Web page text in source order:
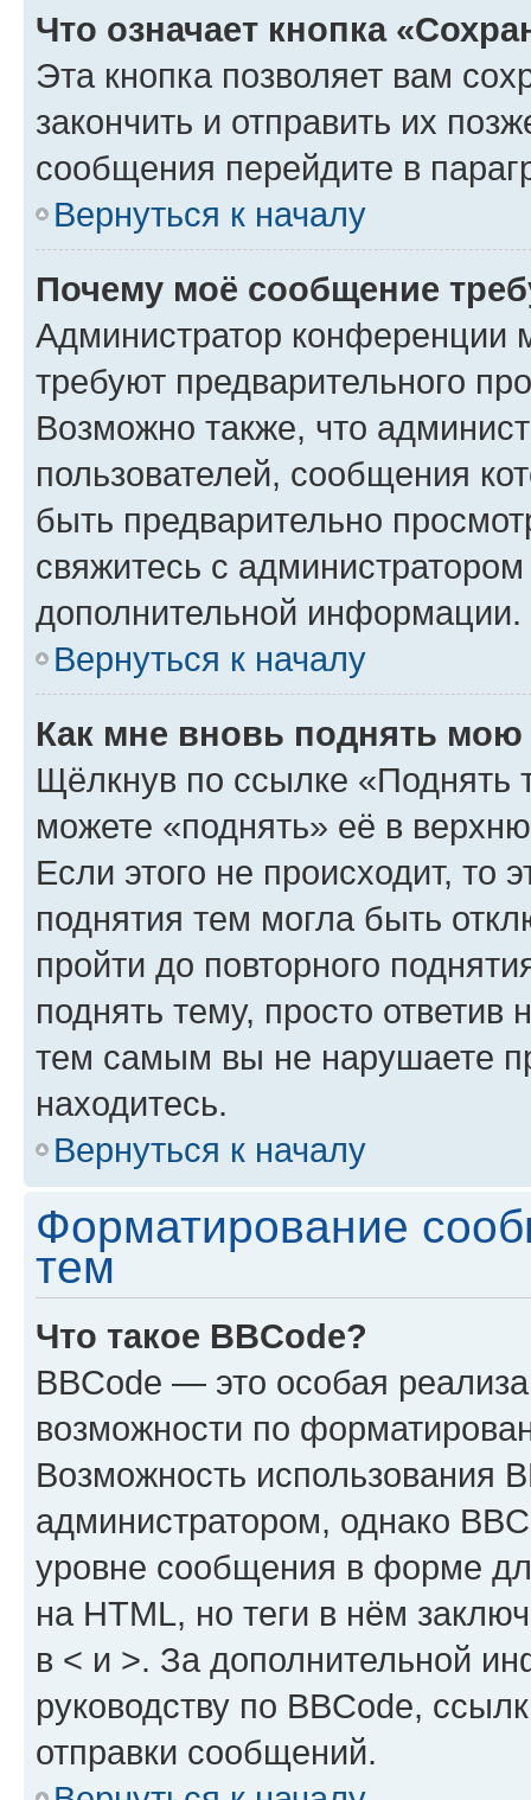
Что означает кнопка
Эта кнопка позволяет вам
закончить и отправить их
сообщения перейдите в
Вернуться к началу
Почему моё сообщение
Администратор конференции
требуют предварительного
Возможно также, что
пользователей, сообщения
быть предварительно
свяжитесь с
дополнительной информации.
Вернуться к началу
Как мне вновь поднять мою
Щёлкнув по ссылке «Поднять
можете «поднять» её в
Если этого не происходит, то
поднятия тем могла быть
пройти до повторного
поднять тему, просто ответив
тем самым вы не нарушаете
находитесь.
Вернуться к началу
Форматирование
тем
Что такое BBCode?
BBCode — это особая
возможности по
Возможность использования
администратором, однако
уровне сообщения в форме
на HTML, но теги в нём
в < и >. За дополнительной
руководству по BBCode,
отправки сообщений.